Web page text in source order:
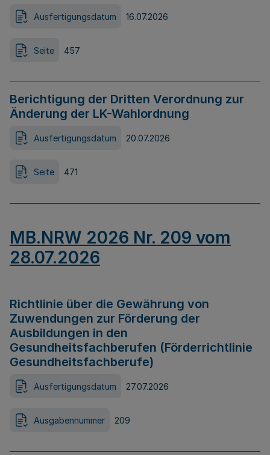
Ausfertigungsdatum 16.07.2026
Seite 457
Berichtigung der Dritten Verordnung zur
Änderung der LK-Wahlordnung
Ausfertigungsdatum 20.07.2026
Seite 471
MB.NRW 2026 Nr. 209 vom
28.07.2026
Richtlinie über die Gewährung von
Zuwendungen zur Förderung der
Ausbildungen in den
Gesundheitsfachberufen (Förderrichtlinie
Gesundheitsfachberufe)
Ausfertigungsdatum 27.07.2026
Ausgabennummer 209